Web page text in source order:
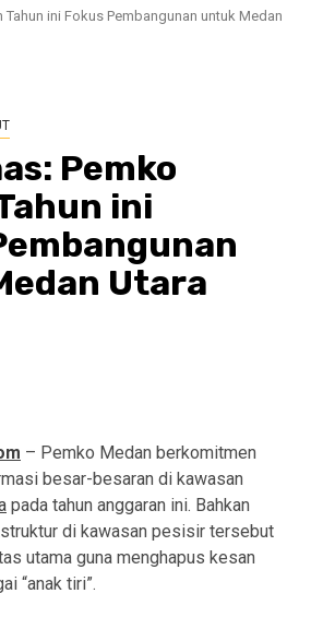
Tahun ini Fokus Pembangunan untuk Medan
Pemko
ini
Utara
– Pemko Medan berkomitmen
besar-besaran di kawasan
pada tahun anggaran ini. Bahkan
di kawasan pesisir tersebut
utama guna menghapus kesan
“anak tiri”.